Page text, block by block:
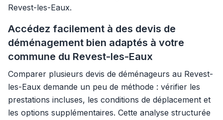
Revest-les-Eaux.
Accédez facilement à des devis de
déménagement bien adaptés à votre
commune du Revest-les-Eaux
Comparer plusieurs devis de déménageurs au Revest-
les-Eaux demande un peu de méthode : vérifier les
prestations incluses, les conditions de déplacement et
les options supplémentaires. Cette analyse structurée